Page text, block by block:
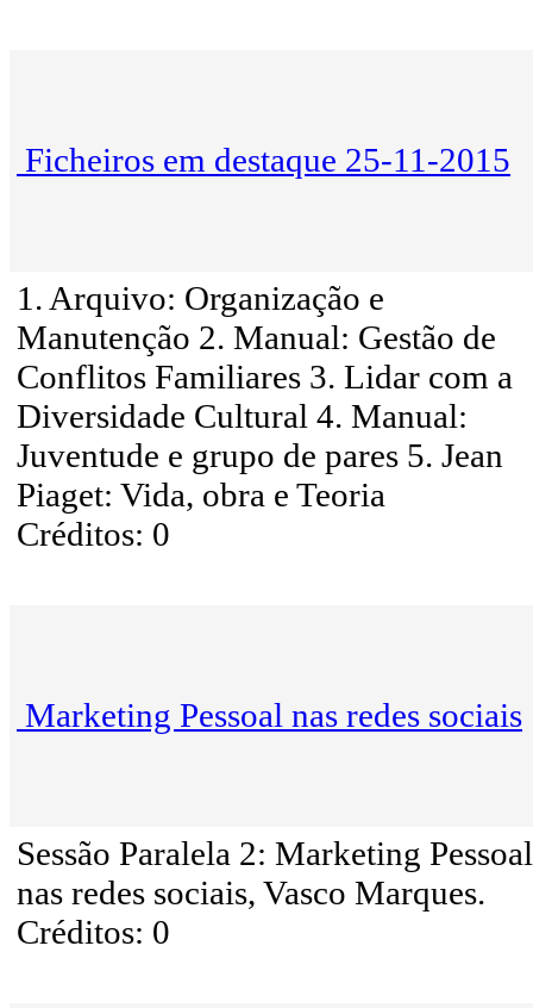
Ficheiros em destaque 25-11-2015
1. Arquivo: Organização e
Manutenção 2. Manual: Gestão de
Conflitos Familiares 3. Lidar com a
Diversidade Cultural 4. Manual:
Juventude e grupo de pares 5. Jean
Piaget: Vida, obra e Teoria
Créditos: 0
Marketing Pessoal nas redes sociais
Sessão Paralela 2: Marketing Pessoal
nas redes sociais, Vasco Marques.
Créditos: 0